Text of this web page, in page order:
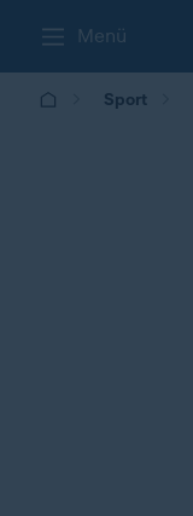
Menü
Sport